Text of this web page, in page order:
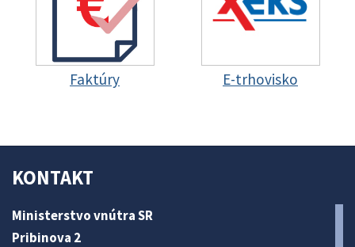
Faktúry E-trhovisko
KONTAKT
Ministerstvo vnútra SR
Pribinova 2